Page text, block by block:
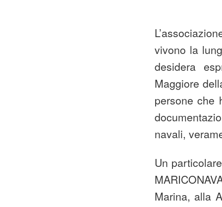
vivono la
desidera
Maggiore
persone che
navali,
Un
Marina, alla